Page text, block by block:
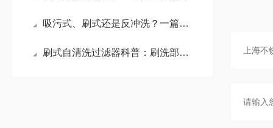
吸污式、刷式还是反冲洗？一篇文章看懂自清洗过滤器选型
刷式自清洗过滤器科普：刷洗部件如何实现高效自动清洁？